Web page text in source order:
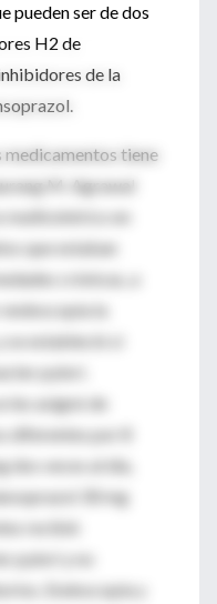
pueden ser de dos
H2 de
de la
medicamentos tiene
M. Agrawal
multicéntrico en
que estaban
crónicas, a
la
estableció si
pylori.
les asignó de
diferentes por 8
dos veces al día,
30 mg
recibió
pylori y no
Endoscopia y